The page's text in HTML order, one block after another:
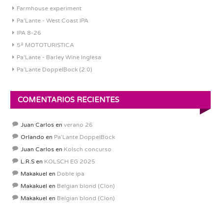
Farmhouse experiment
Pa'Lante - West Coast IPA
IPA 8-26
5ª MOTOTURISTICA
Pa'Lante - Barley Wine Inglesa
Pa’Lante DoppelBock (2.0)
COMENTARIOS RECIENTES
Juan Carlos en verano 26
Orlando en Pa’Lante DoppelBock
Juan Carlos en Kolsch concurso
L.R.S en KOLSCH EG 2025
Makakuel en Doble ipa
Makakuel en Belgian blond (Clon)
Makakuel en Belgian blond (Clon)